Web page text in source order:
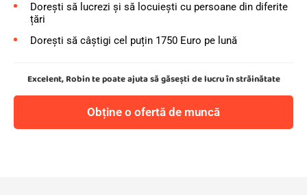
Dorești să lucrezi și să locuiești cu persoane din diferite
țări
Dorești să câștigi cel puțin 1750 Euro pe lună
Excelent, Robin te poate ajuta să găsești de lucru în străinătate
Obține o ofertă de muncă